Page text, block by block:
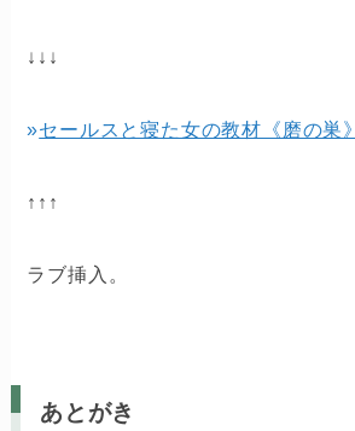
↓↓↓
»セールスと寝た女の教材《磨の巣》
↑↑↑
ラブ挿入。
あとがき